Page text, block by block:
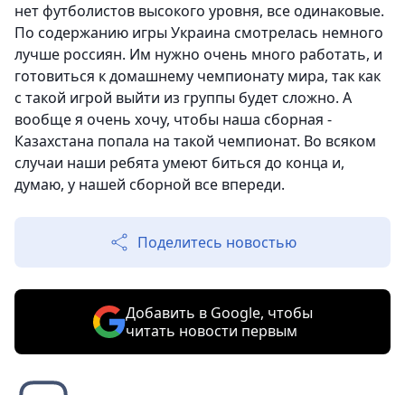
нет футболистов высокого уровня, все одинаковые.
По содержанию игры Украина смотрелась немного
лучше россиян. Им нужно очень много работать, и
готовиться к домашнему чемпионату мира, так как
с такой игрой выйти из группы будет сложно. А
вообще я очень хочу, чтобы наша сборная -
Казахстана попала на такой чемпионат. Во всяком
случаи наши ребята умеют биться до конца и,
думаю, у нашей сборной все впереди.
Поделитесь новостью
Добавить в Google, чтобы
читать новости первым